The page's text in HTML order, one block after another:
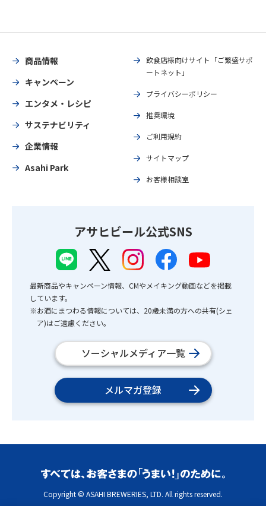
商品情報
キャンペーン
エンタメ・レシピ
サステナビリティ
企業情報
Asahi Park
飲食店様向けサイト「ご繁盛サポ
ートネット」
プライバシーポリシー
推奨環境
ご利用規約
サイトマップ
お客様相談室
アサヒビール公式SNS
最新商品やキャンペーン情報、CMやメイキング動画などを掲載
しています。
※お酒にまつわる情報については、20歳未満の方への共有(シェ
ア)はご遠慮ください。
ソーシャルメディア一覧
メルマガ登録
Copyright © ASAHI BREWERIES, LTD. All rights reserved.